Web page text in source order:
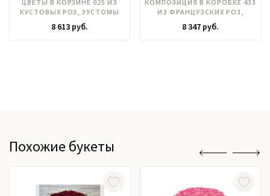
ЦВЕТЫ В КОРЗИНЕ 025 ИЗ
КУСТОВЫХ РОЗ, ЭУСТОМЫ
8 613 руб.
КОМПОЗИЦИЯ В КОРОБКЕ 433
ИЗ ФРАНЦУЗСКИХ РОЗ,
АНТУРИУМА
8 347 руб.
Похожие букеты